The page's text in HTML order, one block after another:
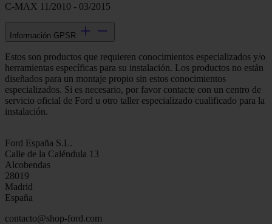
C-MAX 11/2010 - 03/2015
Información GPSR
Estos son productos que requieren conocimientos especializados y/o
herramientas específicas para su instalación. Los productos no están
diseñados para un montaje propio sin estos conocimientos
especializados. Si es necesario, por favor contacte con un centro de
servicio oficial de Ford u otro taller especializado cualificado para la
instalación.
Ford España S.L.
Calle de la Caléndula 13
Alcobendas
28019
Madrid
España
contacto@shop-ford.com